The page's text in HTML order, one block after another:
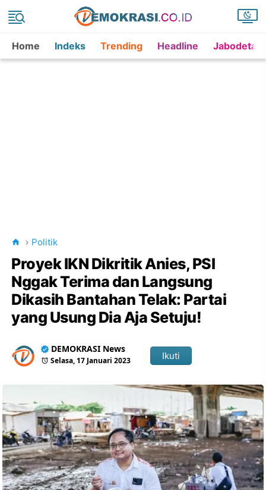
Home Indeks Trending Headline
Politik
Proyek IKN Dikritik Anies, PSI
Nggak Terima dan Langsung
Dikasih Bantahan Telak: Partai
yang Usung Dia Aja Setuju!
DEMOKRASI News
Selasa, 17 Januari 2023 Ikuti